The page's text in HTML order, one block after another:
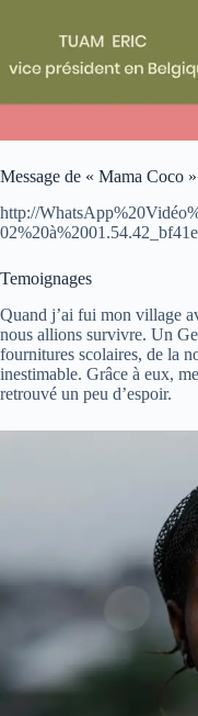
Message de « Mama Coco
http://
Temoignages
Quand j’ai fui mon village
nous allions survivre. Un
fournitures scolaires, de la
inestimable. Grâce à eux,
retrouvé un peu d’espoir.